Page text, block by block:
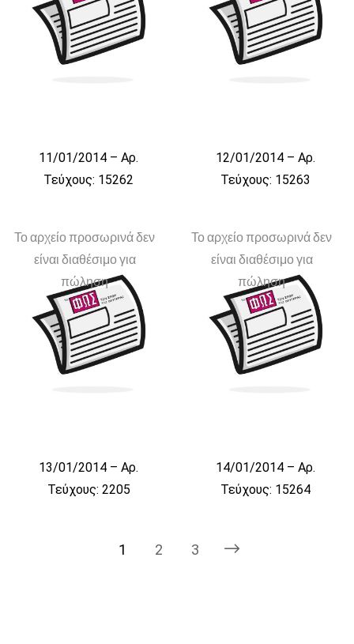
11/01/2014 – Αρ.
Τεύχους: 15262
12/01/2014 – Αρ.
Τεύχους: 15263
Το αρχείο προσωρινά δεν
είναι διαθέσιμο για
πώληση
13/01/2014 – Αρ.
Τεύχους: 2205
Το αρχείο προσωρινά δεν
είναι διαθέσιμο για
πώληση
14/01/2014 – Αρ.
Τεύχους: 15264
1 2 3